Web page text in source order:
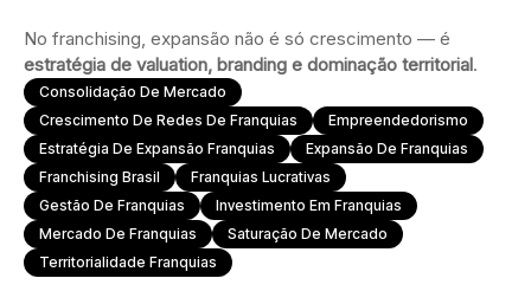
No franchising, expansão não é só crescimento — é
estratégia de valuation, branding e dominação territorial.
Consolidação De Mercado
Crescimento De Redes De Franquias
Empreendedorismo
Estratégia De Expansão Franquias
Expansão De Franquias
Franchising Brasil
Franquias Lucrativas
Gestão De Franquias
Investimento Em Franquias
Mercado De Franquias
Saturação De Mercado
Territorialidade Franquias